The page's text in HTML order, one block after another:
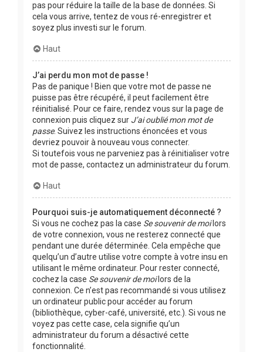
pas pour réduire la taille de la base de données. Si
cela vous arrive, tentez de vous ré-enregistrer et
soyez plus investi sur le forum.
Haut
J’ai perdu mon mot de passe !
Pas de panique ! Bien que votre mot de passe ne
puisse pas être récupéré, il peut facilement être
réinitialisé. Pour ce faire, rendez vous sur la page de
connexion puis cliquez sur J’ai oublié mon mot de
passe. Suivez les instructions énoncées et vous
devriez pouvoir à nouveau vous connecter.
Si toutefois vous ne parveniez pas à réinitialiser votre
mot de passe, contactez un administrateur du forum.
Haut
Pourquoi suis-je automatiquement déconnecté ?
Si vous ne cochez pas la case Se souvenir de moilors
de votre connexion, vous ne resterez connecté que
pendant une durée déterminée. Cela empêche que
quelqu’un d’autre utilise votre compte à votre insu en
utilisant le même ordinateur. Pour rester connecté,
cochez la case Se souvenir de moilors de la
connexion. Ce n’est pas recommandé si vous utilisez
un ordinateur public pour accéder au forum
(bibliothèque, cyber-café, université, etc.). Si vous ne
voyez pas cette case, cela signifie qu’un
administrateur du forum a désactivé cette
fonctionnalité.